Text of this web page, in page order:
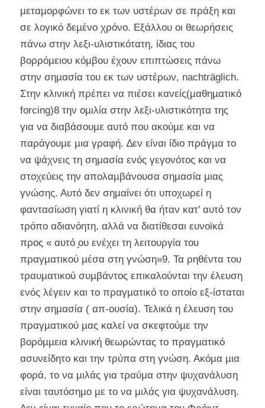
µεταµορφώνει το εκ των υστέρων σε πράξη και
σε λογικό δεµένο χρόνο. Εξάλλου οι θεωρήσεις
πάνω στην λεξι-υλιστικότατη, ίδιας του
βορρόµειου κόµβου έχουν επιπτώσεις πάνω
στην σηµασία του εκ των υστέρων, nachträglich.
Στην κλινική πρέπει να πιέσει κανείς(µαθηµατικό
forcing)8 την οµιλία στην λεξι-υλιστικότητα της
για να διαβάσουµε αυτό που ακούµε και να
παράγουµε µια γραφή. ∆εν είναι ίδιο πράγµα το
να ψάχνεις τη σηµασία ενός γεγονότος και να
στοχεύεις την απολαµβάνουσα σηµασία µιας
γνώσης. Αυτό δεν σηµαίνει ότι υποχωρεί η
φαντασίωση γιατί η κλινική θα ήταν κατ’ αυτό τον
τρόπο αδιανόητη, αλλά να διατίθεσαι ευνοϊκά
προς « αυτό ̟ου ενέχει τη λειτουργία του
πραγµατικού µέσα στη γνώση»9. Τα ρηθέντα του
τραυµατικού συµβάντος επικαλούνται την έλευση
ενός λέγειν και το πραγµατικό το οποίο εξ-ίσταται
στην σηµασία ( απ-ουσία). Τελικά η έλευση του
πραγµατικού µας καλεί να σκεφτούµε την
βορόµµεια κλινική θεωρώντας το πραγµατικό
ασυνείδητο και την τρύπα στη γνώση. Ακόµα µια
φορά, το να µιλάς για τραύµα στην ψυχανάλυση
είναι ταυτόσηµο µε το να µιλάς για ψυχανάλυση.